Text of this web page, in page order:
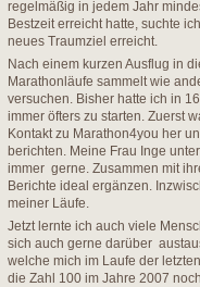
regelmäßig in jedem Jahr
Bestzeit erreicht hatte, suchte
neues Traumziel erreicht.
Nach einem kurzen Ausflug in
Marathonläufe sammelt wie
versuchen. Bisher hatte ich in
immer öfters zu starten. Zuerst
Kontakt zu Marathon4you her
berichten. Meine Frau Inge
immer gerne. Zusammen mit
Berichte ideal ergänzen.
meiner Läufe.
Jetzt lernte ich auch viele
sich auch gerne darüber
welche mich im Laufe der
die Zahl 100 im Jahre 2007